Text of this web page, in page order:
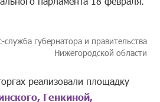
служба губернатора и правительства
Нижегородской области
реализовали площадку
Генкиной,